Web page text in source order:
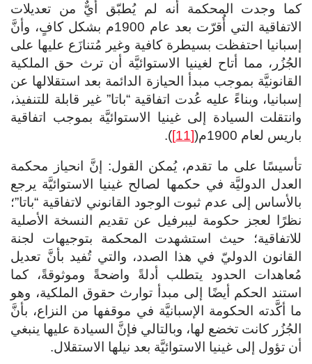
كما وجدت المحكمة أنه لم يُطبّق أيٌّ من تعديلات
الاتفاقية التي أُقرّت بعد عام 1900م بشكل كافٍ، وأنَّ
إسبانيا احتفظت بسيطرة كافية وغير مُتنازَع عليها على
الجُزُر، مما أتاح لغينيا الاستوائيَّة أن ترث حق الملكية
القانونيَّة بموجب مبدأ الحيازة الدائمة بعد استقلالها عن
إسبانيا، وبناءً عليه عُدت اتفاقية “باتا” غير قابلة للتنفيذ،
وانتقلت السيادة إلى غينيا الاستوائيَّة بموجب اتفاقية
باريس لعام 1900م(
[11]
).
تأسيسًا على ما تقدم، يُمكن القول: إنَّ انحياز محكمة
العدل الدوليَّة في حكمها لصالح غينيا الاستوائيَّة يرجع
بالأساس إلى عدم ثبوت الوجود القانوني لاتفاقية “باتا”؛
نظرًا لعجز حكومة ليبرفيل عن تقديم النسخة الأصلية
للاتفاقية؛ حيث استشهدت المحكمة بتوجيهات لجنة
القانون الدوليّ في هذا الصدد، والتي تُفيد بأنَّ تعديل
مُعاهدات الحدود يتطلب أدلةً واضحةً وموثوقةً، كما
استند الحكم أيضًا إلى مبدأ توارث حقوق الملكية، وهو
ما أكَّدته الحكومة الإسبانيَّة في موقفها من النزاع، بأنَّ
الجُزُر كانت تخضع لها، وبالتالي فإنَّ السيادة عليها ينبغي
أن تؤول إلى غينيا الاستوائيَّة بعد نيلها الاستقلال.